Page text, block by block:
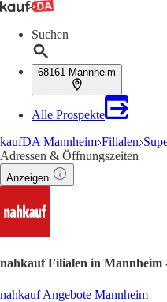
Suchen
68161 Mannheim
Alle Prospekte
kaufDA Mannheim Filialen
Adressen & Öffnungszeiten
Anzeigen
nahkauf Filialen in Mannheim
nahkauf Angebote Mannheim